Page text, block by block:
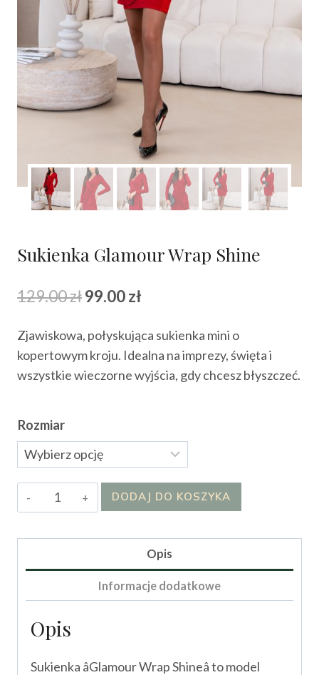
Sukienka Glamour Wrap Shine
129.00złPierwotna
wynosiła:
129.00 zł.
99.00zł
wynosi:
99.00 zł.
Zjawiskowa, połyskująca sukienka mini o
kopertowym kroju. Idealna na imprezy, święta i
wszystkie wieczorne wyjścia, gdy chcesz błyszczeć.
Rozmiar
ilość
Sukienka
Shine
DODAJ DO KOSZYKA
Opis
Informacje dodatkowe
Opis
Sukienka âGlamour Wrap Shineâ to model